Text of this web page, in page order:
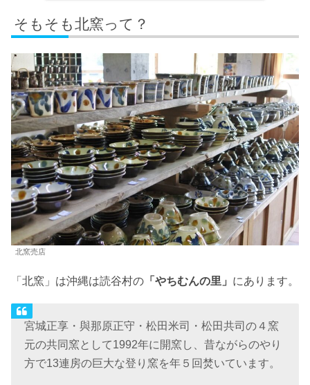
そもそも北窯って？
北窯売店
「北窯」は沖縄は読谷村の 「やちむんの里」 にあります。
宮城正享・與那原正守・松田米司・松田共司の４窯
元の共同窯として1992年に開窯し、昔ながらのやり
方で13連房の巨大な登り窯を年５回焚いています。